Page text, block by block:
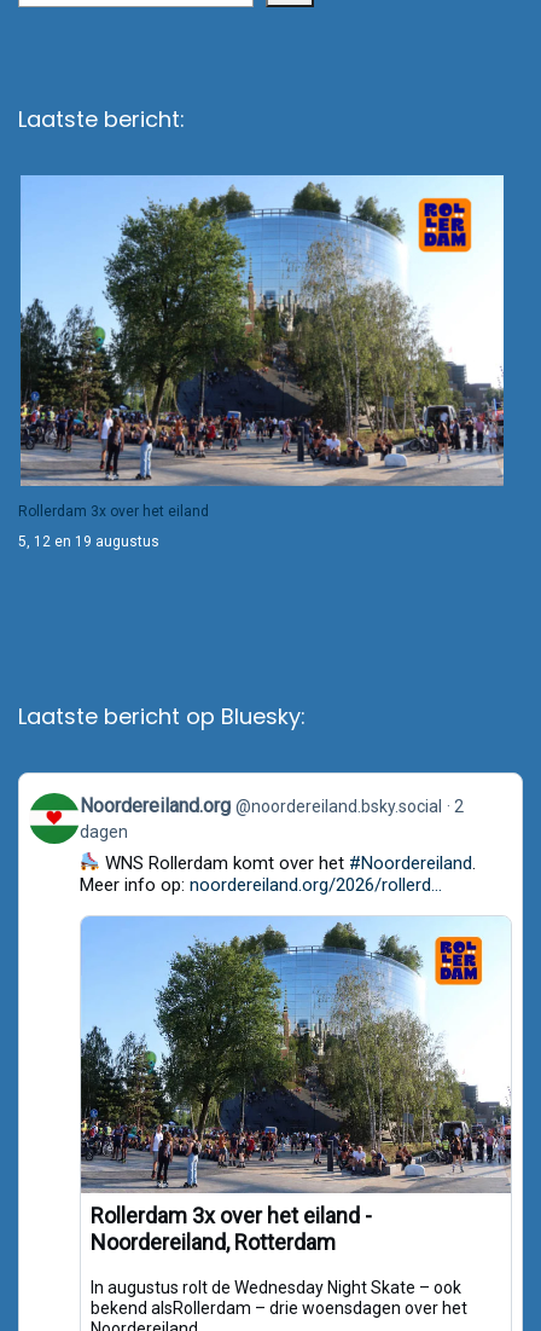
Laatste bericht:
Rollerdam 3x over het eiland
5, 12 en 19 augustus
Laatste bericht op Bluesky:
View
post
by
Noordereiland.org
Bluesky
Noordereiland.org @noordereiland.bsky.social
2
dagen
WNS Rollerdam komt over het #Noordereiland.
Meer info op: noordereiland.org/2026/rollerd...
Rollerdam 3x over het eiland -
Noordereiland, Rotterdam
In augustus rolt de Wednesday Night Skate – ook
bekend alsRollerdam – drie woensdagen over het